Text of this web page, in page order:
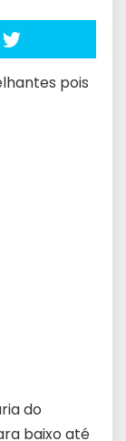
pois
do
baixo até